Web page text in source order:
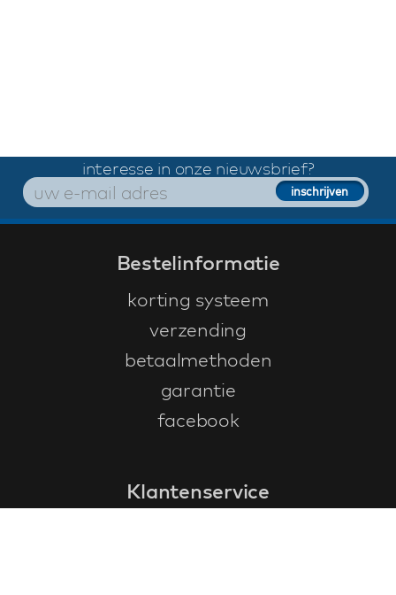
interesse in onze nieuwsbrief?
Bestelinformatie
korting systeem
verzending
betaalmethoden
garantie
facebook
Klantenservice